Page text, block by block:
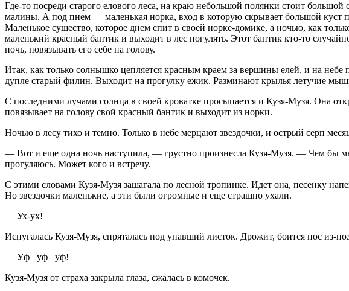
Где-то посреди старого елового леса, на краю небольшой полянки стоит
малины. А под пнем — маленькая норка, вход в которую скрывает большой
Маленькое существо, которое днем спит в своей норке-домике, а ночью, как
маленький красный бантик и выходит в лес погулять. Этот бантик кто-то
ночь, повязывать его себе на голову.
Итак, как только солнышко цепляется красным краем за вершины елей, и на
дупле старый филин. Выходит на прогулку ежик. Разминают крылья летучие
С последними лучами солнца в своей кроватке просыпается и Кузя-Музя. Она
повязывает на голову свой красный бантик и выходит из норки.
Ночью в лесу тихо и темно. Только в небе мерцают звездочки, и острый серп
— Вот и еще одна ночь наступила, — грустно произнесла Кузя-Музя. — Чем бы
прогуляюсь. Может кого и встречу.
С этими словами Кузя-Музя зашагала по лесной тропинке. Идет она, песенку
Но звездочки маленькие, а эти были огромные и еще страшно ухали.
— Ух-ух!
Испугалась Кузя-Музя, спряталась под упавший листок. Дрожит, боится нос из-
— Уф– уф– уф!
Кузя-Музя от страха закрыла глаза, сжалась в комочек.